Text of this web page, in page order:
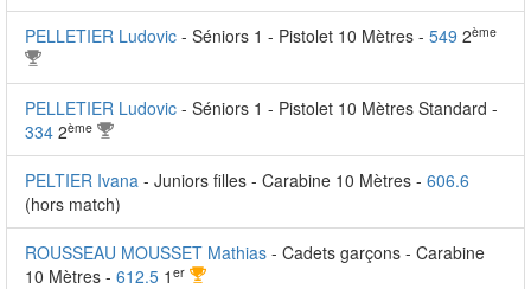
PELLETIER Ludovic - Séniors 1 - Pistolet 10 Mètres - 549 2ème
PELLETIER Ludovic - Séniors 1 - Pistolet 10 Mètres Standard -
334 2ème
PELTIER Ivana - Juniors filles - Carabine 10 Mètres - 606.6
(hors match)
ROUSSEAU MOUSSET Mathias - Cadets garçons - Carabine
10 Mètres - 612.5 1 er